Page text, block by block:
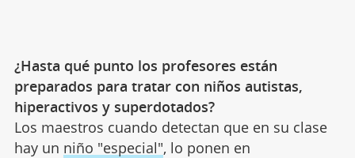
¿Hasta qué punto los profesores están
preparados para tratar con niños autistas,
hiperactivos y superdotados?
Los maestros cuando detectan que en su clase
hay un niño "especial", lo ponen en